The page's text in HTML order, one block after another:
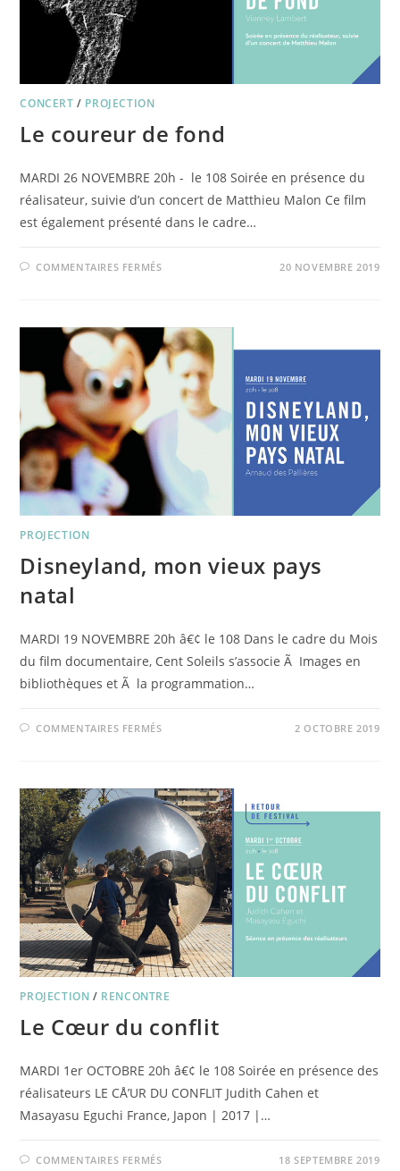
CONCERT / PROJECTION
Le coureur de fond
MARDI 26 NOVEMBRE 20h - le 108 Soirée en présence du
réalisateur, suivie d’un concert de Matthieu Malon Ce film
est également présenté dans le cadre…
COMMENTAIRES FERMÉSSUR 20 NOVEMBRE 2019
PROJECTION
Disneyland, mon vieux pays
natal
MARDI 19 NOVEMBRE 20h â€¢ le 108 Dans le cadre du Mois
du film documentaire, Cent Soleils s’associe Ã Images en
bibliothèques et Ã la programmation…
COMMENTAIRES FERMÉSSUR
NATAL
2 OCTOBRE 2019
PROJECTION / RENCONTRE
Le Cœur du conflit
MARDI 1er OCTOBRE 20h â€¢ le 108 Soirée en présence des
réalisateurs LE CÅ’UR DU CONFLIT Judith Cahen et
Masayasu Eguchi France, Japon | 2017 |…
COMMENTAIRES FERMÉSSUR 18 SEPTEMBRE 2019